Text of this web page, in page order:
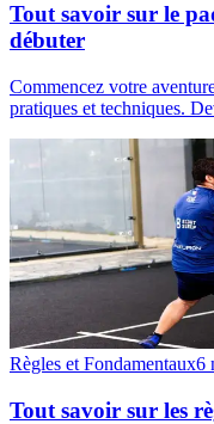
Tout savoir sur le
débuter
Commencez votre
pratiques et techniques.
Règles et Fondamentaux6
Tout savoir sur les